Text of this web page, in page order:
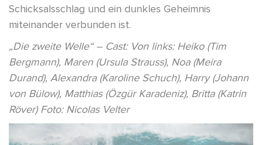
Schicksalsschlag und ein dunkles Geheimnis
miteinander verbunden ist.
„Die zweite Welle“ – Cast: Von links: Heiko (Tim
Bergmann), Maren (Ursula Strauss), Noa (Meira
Durand), Alexandra (Karoline Schuch), Harry (Johann
von Bülow), Matthias (Özgür Karadeniz), Britta (Katrin
Röver) Foto: Nicolas Velter